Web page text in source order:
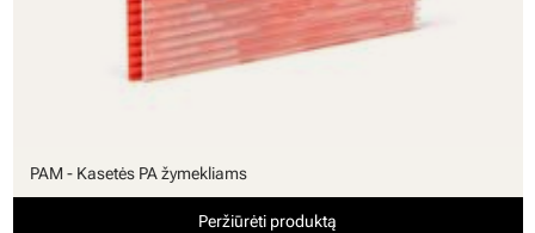
PAM - Kasetės PA žymekliams
Peržiūrėti produktą